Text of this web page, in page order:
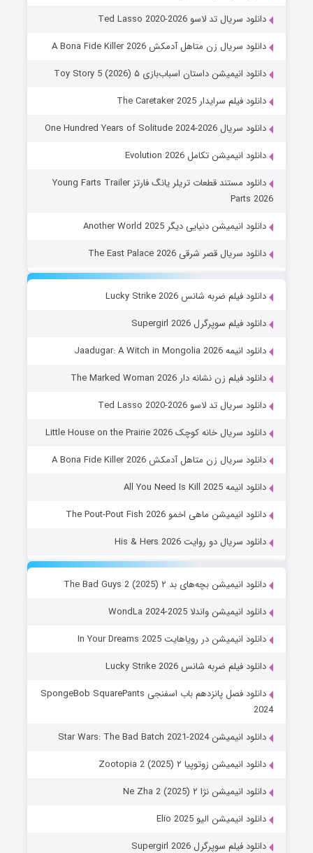
دانلود سریال تد لاسو Ted Lasso 2020-2026
دانلود سریال زن متاهل آدمکش A Bona Fide Killer 2026
دانلود انیمیشن داستان اسباب‌بازی ۵ Toy Story 5 (2026)
دانلود فیلم سرایدار The Caretaker 2025
دانلود سریال One Hundred Years of Solitude 2024-2026
دانلود انیمیشن تکامل Evolution 2026
دانلود مستند قطعات تریلر یانگ فارتز Young Farts Trailer
Parts 2026
دانلود انیمیشن دنیایی دیگر Another World 2025
دانلود سریال قصر شرقی The East Palace 2026
دانلود فیلم ضربه شانس Lucky Strike 2026
دانلود فیلم سوپرگرل Supergirl 2026
دانلود انیمه Jaadugar: A Witch in Mongolia 2026
دانلود فیلم زن نشانه دار The Marked Woman 2026
دانلود سریال تد لاسو Ted Lasso 2020-2026
دانلود سریال خانه کوچک Little House on the Prairie 2026
دانلود سریال زن متاهل آدمکش A Bona Fide Killer 2026
دانلود انیمه All You Need Is Kill 2025
دانلود انیمیشن ماهی اخمو The Pout-Pout Fish 2026
دانلود سریال دو روایت His & Hers 2026
دانلود انیمیشن بچه‌های بد ۲ The Bad Guys 2 (2025)
دانلود انیمیشن واندلا WondLa 2024-2025
دانلود انیمیشن در رویاهایت In Your Dreams 2025
دانلود فیلم ضربه شانس Lucky Strike 2026
دانلود فصل پانزدهم باب اسفنجی SpongeBob SquarePants
2024
دانلود انیمیشن Star Wars: The Bad Batch 2021-2024
دانلود انیمیشن زوتوپیا ۲ Zootopia 2 (2025)
دانلود انیمیشن نژا ۲ Ne Zha 2 (2025)
دانلود انیمیشن الیو Elio 2025
دانلود فیلم سوپرگرل Supergirl 2026